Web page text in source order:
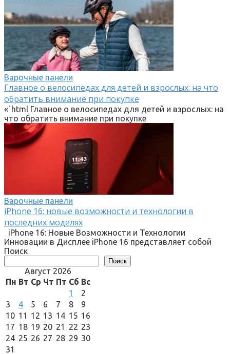
Варочные панели
Главное о велосипедах для детей и взрослых: на что
обратить внимание при покупке
«`html Главное о велосипедах для детей и взрослых: на
что обратить внимание при покупке
Варочные панели
iPhone 16: новые возможности и технологии в
последних моделях
iPhone 16: Новые Возможности и Технологии
Инновации в Дисплее iPhone 16 представляет собой
Поиск
Поиск
Август 2026
Пн Вт Ср Чт Пт Сб Вс
1
2
3
4 5 6 7 8
9
10 11 12 13 14 15 16
17 18 19 20 21 22 23
24 25 26 27 28 29 30
31